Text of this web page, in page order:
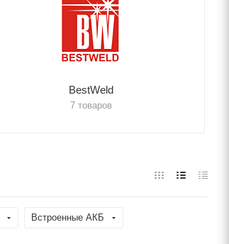
BestWeld
7 товаров
Встроенные АКБ